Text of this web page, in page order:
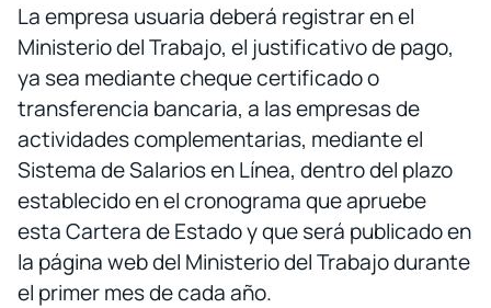
La empresa usuaria deberá registrar en el
Ministerio del Trabajo, el justificativo de pago,
ya sea mediante cheque certificado o
transferencia bancaria, a las empresas de
actividades complementarias, mediante el
Sistema de Salarios en Línea, dentro del plazo
establecido en el cronograma que apruebe
esta Cartera de Estado y que será publicado en
la página web del Ministerio del Trabajo durante
el primer mes de cada año.